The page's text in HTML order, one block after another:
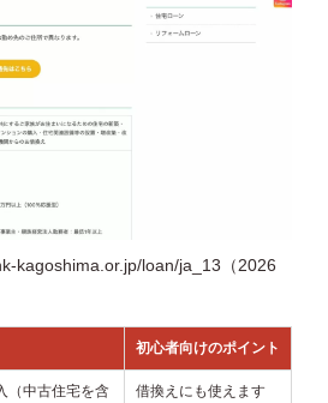
kagoshima.or.jp/loan/ja_13（2026
初心者向けのポイント
（中古住宅を含
借換えにも使えます